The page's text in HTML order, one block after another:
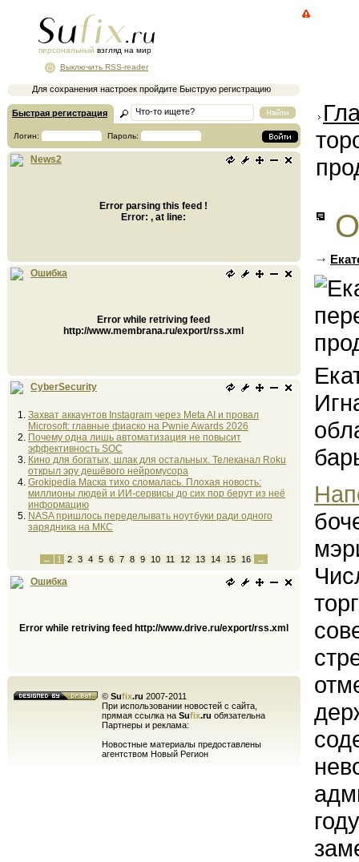
персональный взгляд на мир
Для сохранения настроек пройдите Быструю регистрацию
Выключить RSS-reader
Быстрая регистрация
Логин: Пароль:
News2
Error parsing this feed !
Error: , at line:
Ошибка
Error while retriving feed
http://www.membrana.ru/export/rss.xml
CyberSecurity
Захват аккаунтов Instagram через Meta AI и провал
Microsoft: главные фиаско на Pwnie Awards 2026
Почему одна лишь автоматизация не повысит
эффективность SOC
Кино для богатых, шлак для остальных. Телеканал Roku
открыл эру дешёвого нейромусора
Grokipedia Маска тихо сломалась. Плохая новость:
миллионы людей и ИИ-сервисы до сих пор берут из неё
информацию
NASA пришлось переделывать ноутбуки ради одного
зарядника на МКС
← 1 2 3 4 5 6 7 8 9 10 11 12 13 14 15 16 →
Ошибка
Error while retriving feed http://www.drive.ru/export/rss.xml
© Sufix.ru 2007-2011
При использовании новостей с сайта,
прямая ссылка на Sufix.ru обязательна
Партнеры и реклама:
Новостные материалы предоставлены
агентством Новый Регион